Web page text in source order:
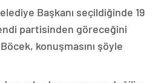
Başkanı seçildiğinde 19
partisinden göreceğini
konuşmasını şöyle